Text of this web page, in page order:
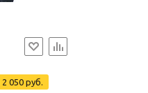
2 050 руб.